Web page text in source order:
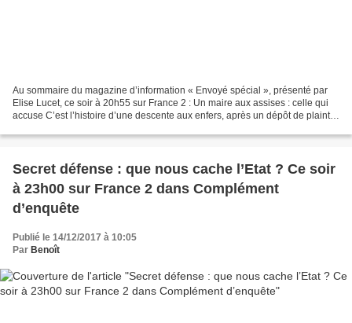
Au sommaire du magazine d’information « Envoyé spécial », présenté par
Elise Lucet, ce soir à 20h55 sur France 2 : Un maire aux assises : celle qui
accuse C’est l’histoire d’une descente aux enfers, après un dépôt de plainte.
Secret défense : que nous cache l’Etat ? Ce soir
à 23h00 sur France 2 dans Complément
d’enquête
Publié le 14/12/2017 à 10:05
Par Benoît